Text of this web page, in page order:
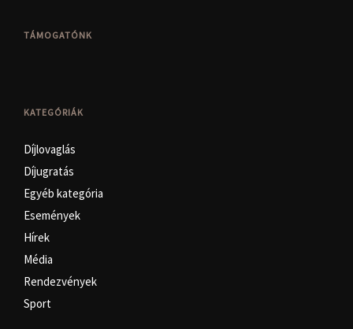
TÁMOGATÓNK
KATEGÓRIÁK
Díjlovaglás
Díjugratás
Egyéb kategória
Események
Hírek
Média
Rendezvények
Sport